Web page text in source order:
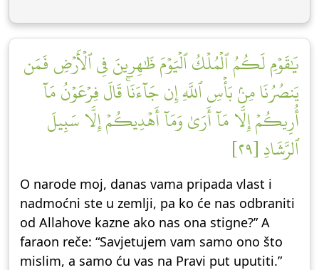
يَٰقَوۡمِ لَكُمُ ٱلۡمُلۡكُ ٱلۡيَوۡمَ ظَٰهِرِينَ فِي ٱلۡأَرۡضِ فَمَن
يَنصُرُنَا مِنۢ بَأۡسِ ٱللَّهِ إِن جَآءَنَاۚ قَالَ فِرۡعَوۡنُ مَآ
أُرِيكُمۡ إِلَّا مَآ أَرَىٰ وَمَآ أَهۡدِيكُمۡ إِلَّا سَبِيلَ
ٱلرَّشَادِ [٢٩]
O narode moj, danas vama pripada vlast i
nadmoćni ste u zemlji, pa ko će nas odbraniti
od Allahove kazne ako nas ona stigne?” A
faraon reče: “Savjetujem vam samo ono što
mislim, a samo ću vas na Pravi put uputiti.”